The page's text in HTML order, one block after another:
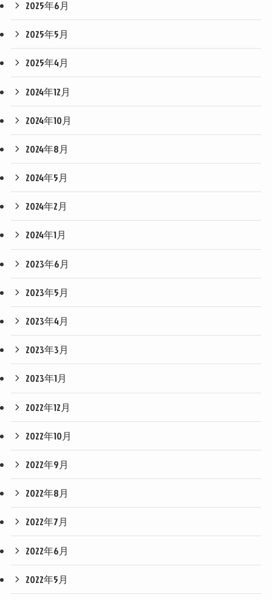
2025年6月
2025年5月
2025年4月
2024年12月
2024年10月
2024年8月
2024年5月
2024年2月
2024年1月
2023年6月
2023年5月
2023年4月
2023年3月
2023年1月
2022年12月
2022年10月
2022年9月
2022年8月
2022年7月
2022年6月
2022年5月